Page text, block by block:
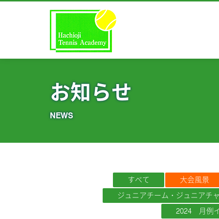
お知らせ
NEWS
すべて
大会風景
ジュニアチーム・ジュニアチ
2024 月例